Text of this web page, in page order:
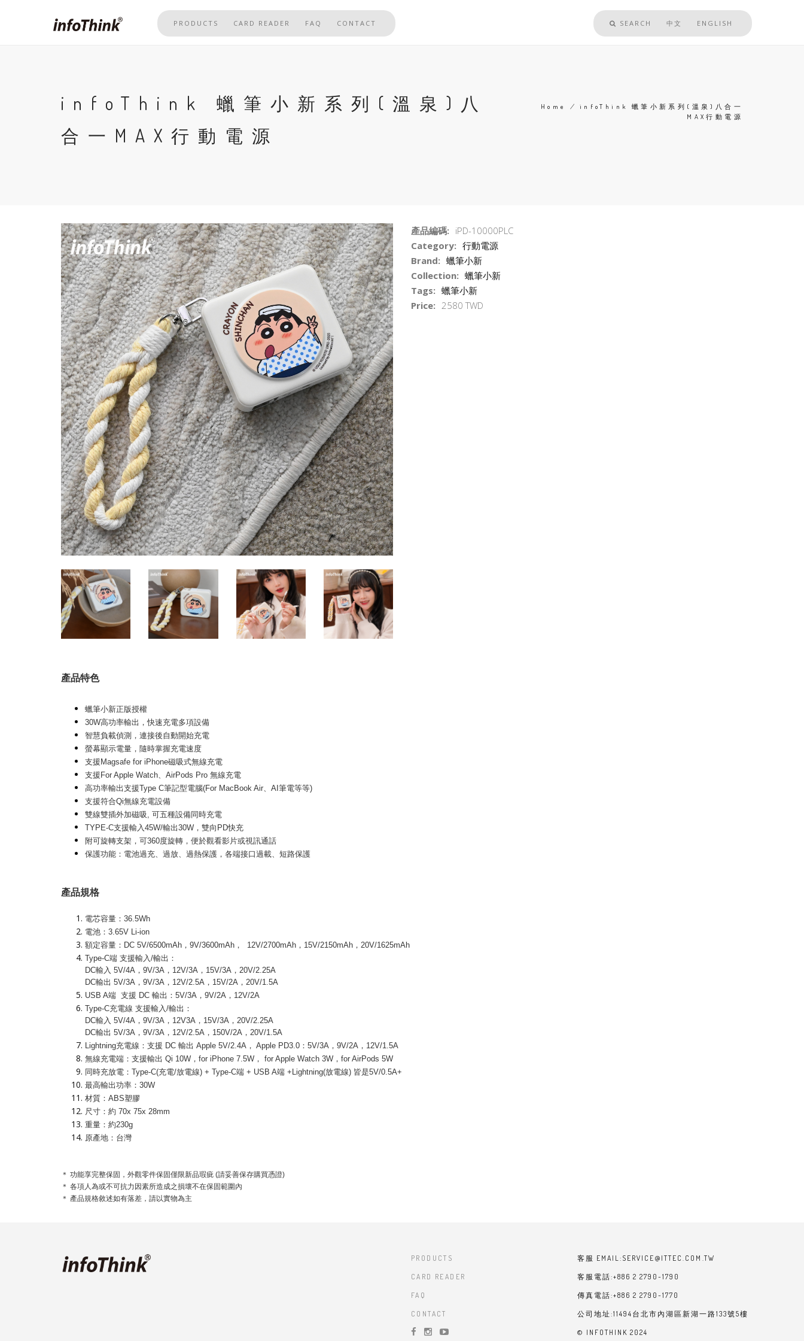
PRODUCTS CARD READER FAQ CONTACT SEARCH 中文 ENGLISH
infoThink 蠟筆小新系列(溫泉)八
合一MAX行動電源
Home / infoThink 蠟筆小新系列(溫泉)八合一
MAX行動電源
產品編碼: iPD-10000PLC
Category: 行動電源
Brand: 蠟筆小新
Collection: 蠟筆小新
Tags: 蠟筆小新
Price: 2580 TWD
產品特色
蠟筆小新正版授權
30W高功率輸出，快速充電多項設備
智慧負載偵測，連接後自動開始充電
螢幕顯示電量，隨時掌握充電速度
支援Magsafe for iPhone磁吸式無線充電
支援For Apple Watch、AirPods Pro 無線充電
高功率輸出支援Type C筆記型電腦(For MacBook Air、AI筆電等等)
支援符合Qi無線充電設備
雙線雙插外加磁吸, 可五種設備同時充電
TYPE-C支援輸入45W/輸出30W，雙向PD快充
附可旋轉支架，可360度旋轉，便於觀看影片或視訊通話
保護功能：電池過充、過放、過熱保護，各端接口過載、短路保護
產品規格
電芯容量：36.5Wh
電池：3.65V Li-ion
額定容量：DC 5V/6500mAh，9V/3600mAh， 12V/2700mAh，15V/2150mAh，20V/1625mAh
Type-C端 支援輸入/輸出：
DC輸入 5V/4A，9V/3A，12V/3A，15V/3A，20V/2.25A
DC輸出 5V/3A，9V/3A，12V/2.5A，15V/2A，20V/1.5A
USB A端 支援 DC 輸出：5V/3A，9V/2A，12V/2A
Type-C充電線 支援輸入/輸出：
DC輸入 5V/4A，9V/3A，12V3A，15V/3A，20V/2.25A
DC輸出 5V/3A，9V/3A，12V/2.5A，150V/2A，20V/1.5A
Lightning充電線：支援 DC 輸出 Apple 5V/2.4A， Apple PD3.0：5V/3A，9V/2A，12V/1.5A
無線充電端：支援輸出 Qi 10W，for iPhone 7.5W， for Apple Watch 3W，for AirPods 5W
同時充放電：Type-C(充電/放電線) + Type-C端 + USB A端 +Lightning(放電線) 皆是5V/0.5A+
最高輸出功率：30W
材質：ABS塑膠
尺寸：約 70x 75x 28mm
重量：約230g
原產地：台灣
＊ 功能享完整保固，外觀零件保固僅限新品瑕疵 (請妥善保存購買憑證)
＊ 各項人為或不可抗力因素所造成之損壞不在保固範圍內
＊ 產品規格敘述如有落差，請以實物為主
PRODUCTS
CARD READER
FAQ
CONTACT
客服 EMAIL:SERVICE@ITTEC.COM.TW
客服電話:+886 2 2790-1790
傳真電話:+886 2 2790-1770
公司地址:11494台北市內湖區新湖一路133號5樓
© INFOTHINK 2024